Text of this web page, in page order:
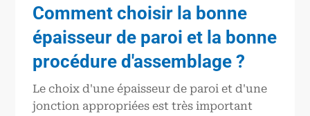
Comment choisir la bonne
épaisseur de paroi et la bonne
procédure d'assemblage ?
Le choix d'une épaisseur de paroi et d'une
jonction appropriées est très important